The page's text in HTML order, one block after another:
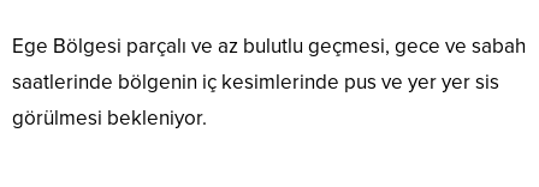
Ege Bölgesi parçalı ve az bulutlu geçmesi, gece ve sabah
saatlerinde bölgenin iç kesimlerinde pus ve yer yer sis
görülmesi bekleniyor.